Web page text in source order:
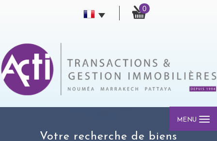
0
MENU
votre recherche de biens